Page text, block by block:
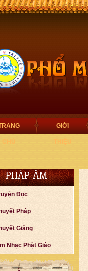
GIỚI
THIỆU
PHÁP ÂM
Đọc
Pháp
Giảng
Nhạc Phật Giáo